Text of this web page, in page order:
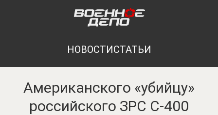
НОВОСТИСТАТЬИ
Американского «убийцу»
российского ЗРС С-400